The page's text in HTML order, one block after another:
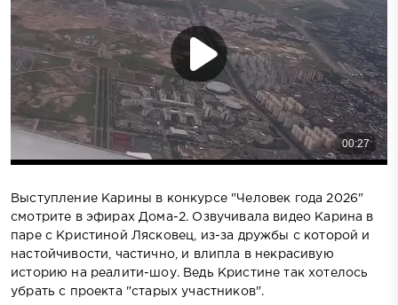
Выступление Карины в конкурсе "Человек года 2026"
смотрите в эфирах Дома-2. Озвучивала видео Карина в
паре с Кристиной Лясковец, из-за дружбы с которой и
настойчивости, частично, и влипла в некрасивую
историю на реалити-шоу. Ведь Кристине так хотелось
убрать с проекта "старых участников".